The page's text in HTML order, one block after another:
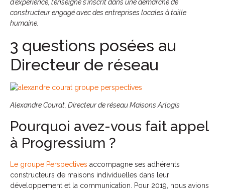
d’expérience, l’enseigne s’inscrit dans une démarche de
constructeur engagé avec des entreprises locales à taille
humaine.
3 questions posées au
Directeur de réseau
Alexandre Courat, Directeur de réseau Maisons Arlogis
Pourquoi avez-vous fait appel
à Progressium ?
Le groupe Perspectives accompagne ses adhérents
constructeurs de maisons individuelles dans leur
développement et la communication. Pour 2019, nous avions